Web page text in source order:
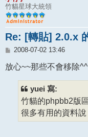
竹貓星球大統領
Re: [轉貼] 2.0.x
文
2008-07-02 13:46
放心~~那些不會移除^^
yuei 寫:
竹貓的phpbb2版
很多有用的資料說